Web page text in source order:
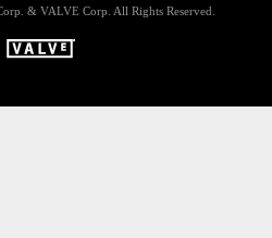
& VALVE Corp. All Rights Reserved.